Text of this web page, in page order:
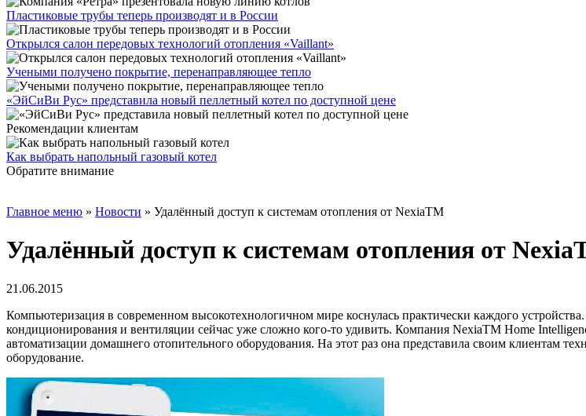
Пластиковые трубы теперь производят и в России
Открылся салон передовых технологий отопления «Vaillant»
Учеными получено покрытие, перенаправляющее тепло
«ЭйСиВи Рус» представила новый пеллетный котел по доступной цене
Рекомендации клиентам
Как выбрать напольный газовый котел
Обратите внимание
Главное меню » Новости » Удалённый доступ к системам отопления от NexiaTM
Удалённый доступ к системам отопления от
21.06.2015
Компьютеризация в современном высокотехнологичном мире коснулась практически каждого
кондиционирования и вентиляции сейчас уже сложно кого-то удивить. Компания NexiaТМ Home
автоматизации домашнего отопительного оборудования. На этот раз она представила своим клиентам
оборудование.